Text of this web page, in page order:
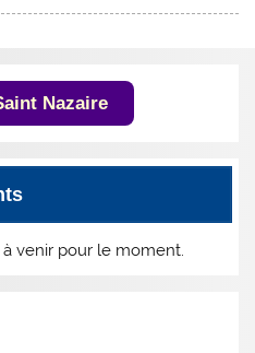
Nazaire
venir pour le moment.